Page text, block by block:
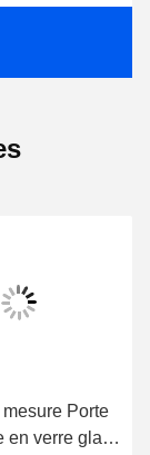
Porte
en verre glacé